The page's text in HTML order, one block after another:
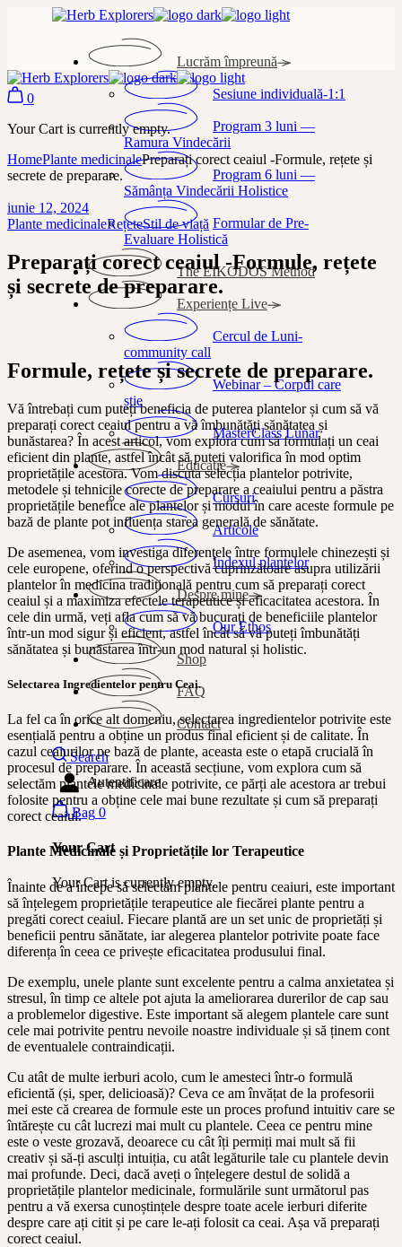
Lucrăm împreună
Sesiune individuală-1:1
Program 3 luni —
Ramura Vindecării
Program 6 luni —
Sămânța Vindecării Holistice
Formular de Pre-
Evaluare Holistică
The EIKODOS Method
Experiențe Live
Cercul de Luni-
community call
Webinar – Corpul care
știe
MasterClass Lunar
Educație
Cursuri
Articole
Indexul plantelor
Despre mine
Our Ethos
Shop
FAQ
Contact
Search
Autentificare
Bag 0
Your Cart
Your Cart is currently empty.
0
Your Cart is currently empty.
HomePlante medicinalePreparați corect ceaiul -Formule, rețete și
secrete de preparare.
iunie 12, 2024
Plante medicinaleRețeteStil de viață
Preparați corect ceaiul -Formule, rețete
și secrete de preparare.
Formule, rețete și secrete de preparare.
Vă întrebați cum puteți beneficia de puterea plantelor și cum să vă
preparați corect ceaiul pentru a vă îmbunătăți sănătatea și
bunăstarea? În acest articol, vom explora cum să formulați un ceai
eficient din plante, astfel încât să puteți valorifica în mod optim
proprietățile acestora. Vom discuta selecția plantelor potrivite,
metodele și tehnicile corecte de preparare a ceaiului pentru a păstra
proprietățile benefice ale plantelor și modul în care aceste formule pe
bază de plante pot influența starea generală de sănătate.
De asemenea, vom investiga diferențele între formulele chinezești și
cele europene, oferind o perspectivă cuprinzătoare asupra utilizării
plantelor în medicina tradițională pentru cum să preparați corect
ceaiul și a maximiza efectele terapeutice și eficacitatea acestora. În
cele din urmă, veți afla cum să vă bucurați de beneficiile plantelor
într-un mod sigur și eficient, astfel încât să vă puteți îmbunătăți
sănătatea și bunăstarea într-un mod natural și holistic.
Selectarea Ingredientelor pentru Ceai.
La fel ca în orice alt domeniu, selectarea ingredientelor potrivite este
esențială pentru a obține un produs final eficient și de calitate. În
cazul ceaiurilor pe bază de plante, aceasta este o etapă crucială în
procesul de preparare. În această secțiune, vom explora cum să
selectăm plantele medicinale potrivite, ce părți ale acestora ar trebui
folosite pentru a obține cele mai bune rezultate și cum să preparați
corect ceaiul.
Plante Medicinale și Proprietățile lor Terapeutice
Înainte de a începe să selectăm plantele pentru ceaiuri, este important
să înțelegem proprietățile terapeutice ale fiecărei plante pentru a
pregăti corect ceaiul. Fiecare plantă are un set unic de proprietăți și
beneficii pentru sănătate, iar alegerea plantelor potrivite poate face
diferența în ceea ce privește eficacitatea produsului final.
De exemplu, unele plante sunt excelente pentru a calma anxietatea și
stresul, în timp ce altele pot ajuta la ameliorarea durerilor de cap sau
a problemelor digestive. Este important să alegem plantele care sunt
cele mai potrivite pentru nevoile noastre individuale și să ținem cont
de eventualele contraindicații.
Cu atât de multe ierburi acolo, cum le amesteci într-o formulă
eficientă (și, sper, delicioasă)? Ceva ce am învățat de la profesorii
mei este că crearea de formule este un proces profund intuitiv care se
întărește cu cât lucrezi mai mult cu plantele. Ceea ce pentru mine
este o veste grozavă, deoarece cu cât îți permiți mai mult să fii
creativ și să-ți asculți intuiția, cu atât legăturile tale cu plantele devin
mai profunde. Deci, dacă aveți o înțelegere destul de solidă a
proprietățile plantelor medicinale, formulările sunt următorul pas
pentru a vă exersa cunoștințele despre toate acele ierburi diferite
despre care ați citit și pe care le-ați folosit ca ceai. Așa vă preparați
corect ceaiul.